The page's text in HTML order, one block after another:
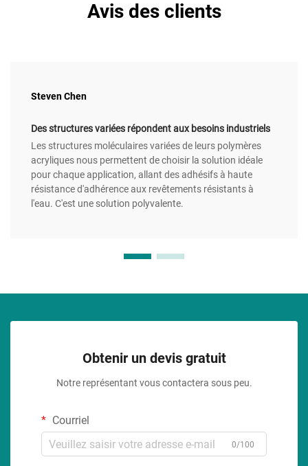
Avis des clients
Steven Chen
Des structures variées répondent aux besoins industriels
Les structures moléculaires variées de leurs polymères
acryliques nous permettent de choisir la solution idéale
pour chaque application, allant des adhésifs à haute
résistance d'adhérence aux revêtements résistants à
l'eau. C'est une solution polyvalente.
Obtenir un devis gratuit
Notre représentant vous contactera sous peu.
Courriel
0/100